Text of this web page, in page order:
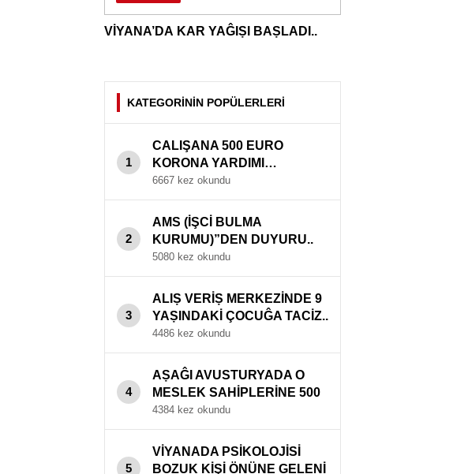
VİYANA’DA KAR YAĜIṢI BAṢLADI..
KATEGORİNİN POPÜLERLERİ
1
CALIŞANA 500 EURO
KORONA YARDIMI…
6667 kez okundu
2
AMS (İŞCİ BULMA
KURUMU)”DEN DUYURU..
5080 kez okundu
3
ALIṢ VERİṢ MERKEZİNDE 9
YAṢINDAKİ ÇOCUĜA TACİZ..
4486 kez okundu
4
AṢAĜI AVUSTURYADA O
MESLEK SAHİPLERİNE 500
EURO PRİM..
4384 kez okundu
5
VİYANADA PSİKOLOJİSİ
BOZUK KİŞİ ÖNÜNE GELENİ